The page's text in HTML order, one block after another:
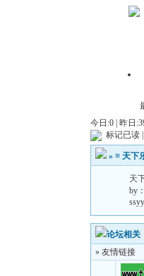
今日:0 | 昨日
标记已读|
» ≡ 天下
天
by：
论坛相关
» 友情链接